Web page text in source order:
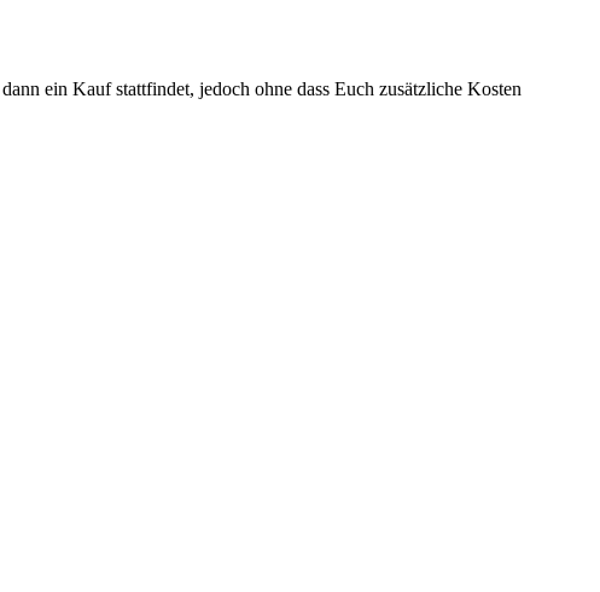
ein Kauf stattfindet, jedoch ohne dass Euch zusätzliche Kosten